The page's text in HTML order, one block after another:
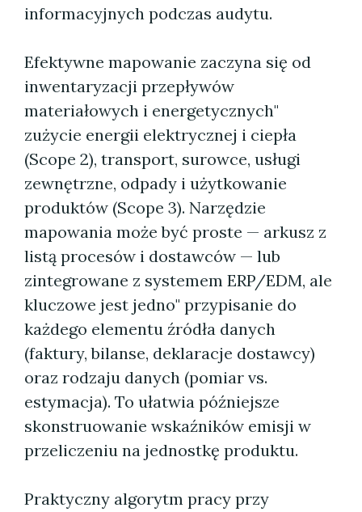
informacyjnych podczas audytu.
Efektywne mapowanie zaczyna się od
inwentaryzacji przepływów
materiałowych i energetycznych"
zużycie energii elektrycznej i ciepła
(Scope 2), transport, surowce, usługi
zewnętrzne, odpady i użytkowanie
produktów (Scope 3). Narzędzie
mapowania może być proste — arkusz z
listą procesów i dostawców — lub
zintegrowane z systemem ERP/EDM, ale
kluczowe jest jedno" przypisanie do
każdego elementu źródła danych
(faktury, bilanse, deklaracje dostawcy)
oraz rodzaju danych (pomiar vs.
estymacja). To ułatwia późniejsze
skonstruowanie wskaźników emisji w
przeliczeniu na jednostkę produktu.
Praktyczny algorytm pracy przy